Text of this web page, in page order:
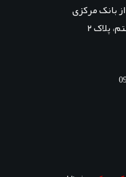
از بانک مرکزی
پلاک ۲